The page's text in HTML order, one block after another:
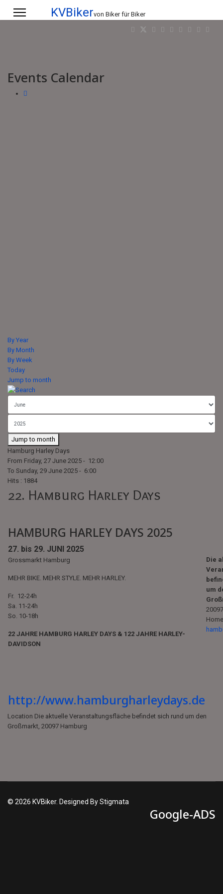
KVBikervon Biker für Biker
Events Calendar
By Year
By Month
By Week
Today
Jump to month
Jump to month
Hamburg Harley Days
From Friday, 27 June 2025 - 12:00
To Sunday, 29 June 2025 - 6:00
Hits : 1884
22. Hamburg Harley Days
HAMBURG HARLEY DAYS 2025
27. bis 29. JUNI 2025
Grossmarkt Hamburg
MEHR BIKE. MEHR STYLE. MEHR HARLEY.
Fr. 12-24h
Sa. 11-24h
So. 10-18h
22 JAHRE HAMBURG HARLEY DAYS & 122 JAHRE HARLEY-
DAVIDSON
http://www.hamburgharleydays.de
Die
um
Location Die aktuelle Veranstaltungsfläche befindet sich rund um den
Großmarkt, 20097 Hamburg
© 2026 KVBiker. Designed By Stigmata
Google-ADS